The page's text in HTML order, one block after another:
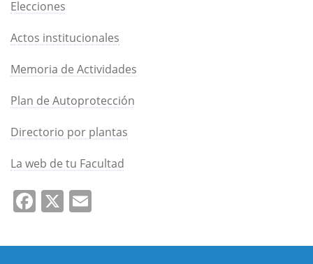
Elecciones
Actos institucionales
Memoria de Actividades
Plan de Autoprotección
Directorio por plantas
La web de tu Facultad
Facebook
X